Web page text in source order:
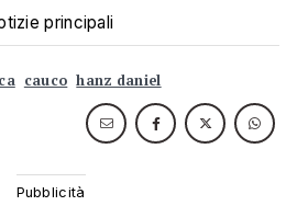
principali
cauco hanz daniel